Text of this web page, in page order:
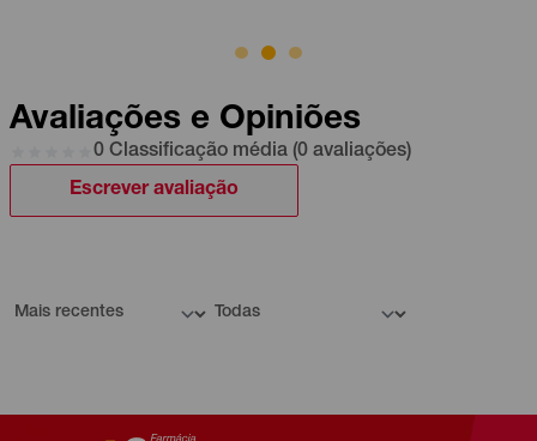
Avaliações e Opiniões
0 Classificação média (0 avaliações)
Escrever avaliação